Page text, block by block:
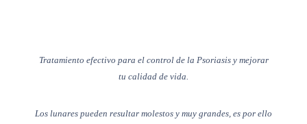
Tratamiento efectivo para el control de la Psoriasis y mejorar
tu calidad de vida.
Los lunares pueden resultar molestos y muy grandes, es por ello